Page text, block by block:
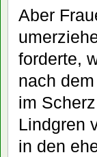
Aber
forderte,
nach
im
Lindgren
in den